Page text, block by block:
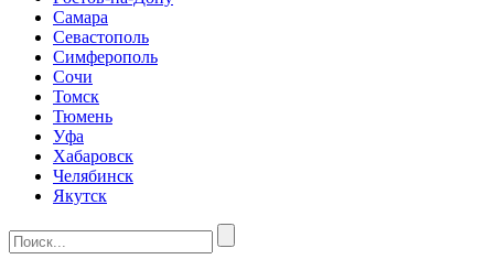
Самара
Севастополь
Симферополь
Сочи
Томск
Тюмень
Уфа
Хабаровск
Челябинск
Якутск